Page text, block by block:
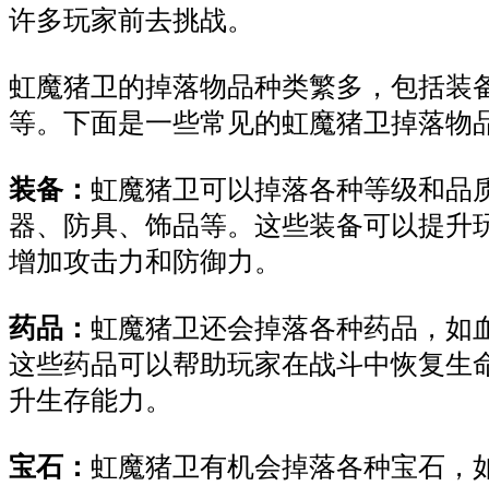
许多玩家前去挑战。
虹魔猪卫的掉落物品种类繁多，包括装
等。下面是一些常见的虹魔猪卫掉落物
装备： 虹魔猪卫可以掉落各种等级和品
器、防具、饰品等。这些装备可以提升
增加攻击力和防御力。
药品： 虹魔猪卫还会掉落各种药品，如
这些药品可以帮助玩家在战斗中恢复生
升生存能力。
宝石： 虹魔猪卫有机会掉落各种宝石，